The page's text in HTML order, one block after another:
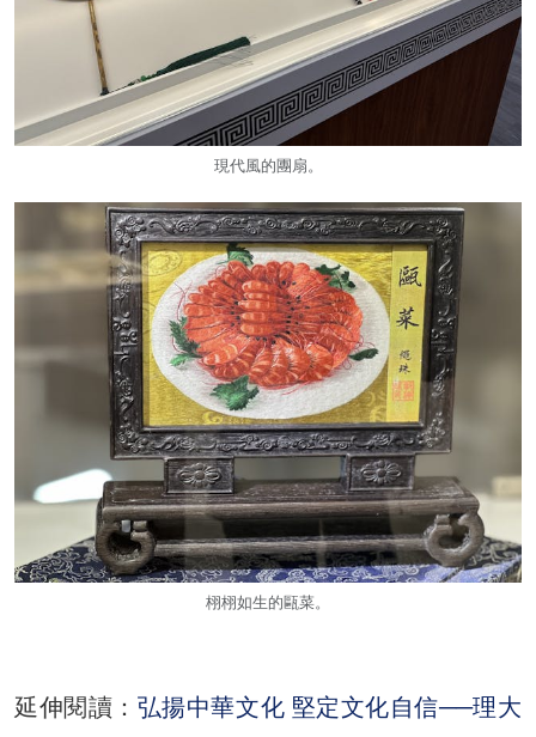
現代風的團扇。
栩栩如生的甌菜。
延伸閱讀： 弘揚中華文化 堅定文化自信──理大